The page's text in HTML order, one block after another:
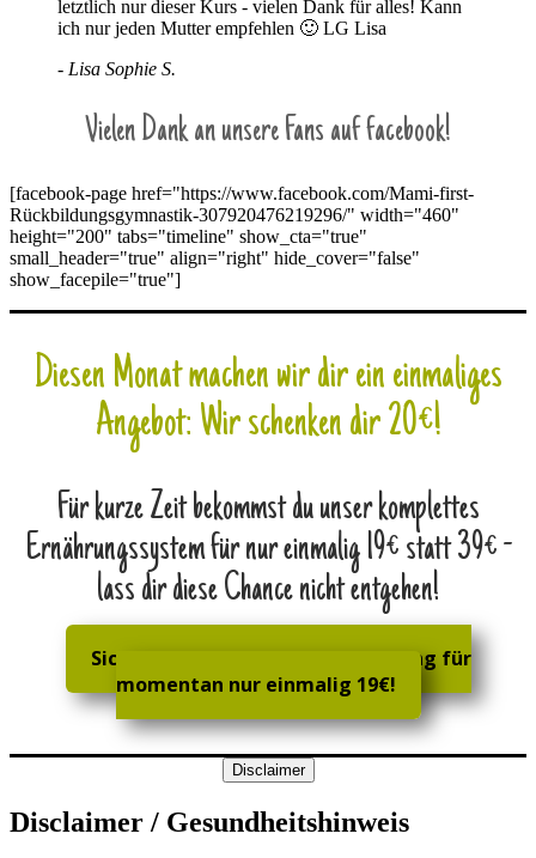
letztlich nur dieser Kurs - vielen Dank für alles! Kann
ich nur jeden Mutter empfehlen 🙂 LG Lisa
- Lisa Sophie S.
Vielen Dank an unsere Fans auf facebook!
[facebook-page href="https://www.facebook.com/Mami-first-
Rückbildungsgymnastik-307920476219296/" width="460"
height="200" tabs="timeline" show_cta="true"
small_header="true" align="right" hide_cover="false"
show_facepile="true"]
Diesen Monat machen wir dir ein einmaliges
Angebot: Wir schenken dir 20€!
Für kurze Zeit bekommst du unser komplettes
Ernährungssystem für nur einmalig 19€ statt 39€ -
lass dir diese Chance nicht entgehen!
Sichere dir jetzt deinen Kurszugang für
momentan nur einmalig 19€!
Disclaimer
Disclaimer / Gesundheitshinweis